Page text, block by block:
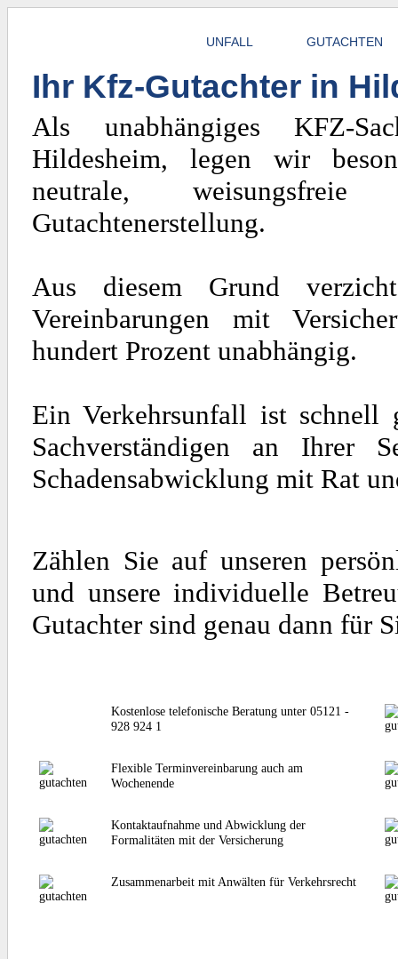
UNFALL GUTACHTEN
Ihr Kfz-Gutachter in
Als unabhängiges KFZ-
Hildesheim, legen wir
neutrale, weisungsfreie
Gutachtenerstellung.
Aus diesem Grund
Vereinbarungen mit
hundert Prozent unabhängig.
Ein Verkehrsunfall ist schnell
Sachverständigen an Ihrer
Schadensabwicklung mit Rat
Zählen Sie auf unseren
und unsere individuelle
Gutachter sind genau dann für
Kostenlose telefonische Beratung unter 05121 -
928 924 1
Flexible Terminvereinbarung auch am
Wochenende
Kontaktaufnahme und Abwicklung der
Formalitäten mit der Versicherung
Zusammenarbeit mit Anwälten für Verkehrsrecht